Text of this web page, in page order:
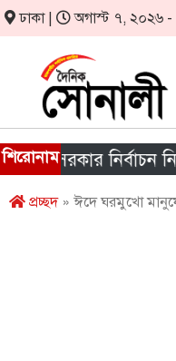
ঢাকা | অগাস্ট ৭, ২০২৬
শিরোনাম
সরকার নির্বাচন নিয়ে
প্রচ্ছদ» ঈদে ঘরমুখো